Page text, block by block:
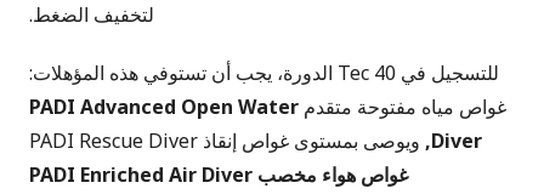
لتخفيف الضغط.
للتسجيل في Tec 40 الدورة، يجب أن تستوفي هذه المؤهلات:
غواص مياه مفتوحة متقدم PADI Advanced Open Water
Diver, ويوصى بمستوى غواص إنقاذ PADI Rescue Diver
غواص هواء مخصب PADI Enriched Air Diver